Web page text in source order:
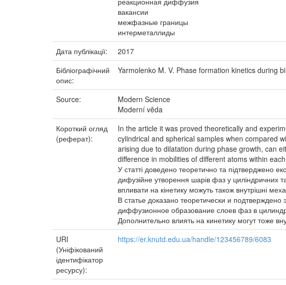
вакансии
межфазные границы
интерметаллиды
Дата публікації:
2017
Бібліографічний
опис:
Yarmolenko M. V. Phase formation kinetics during
Source:
Modern Science
Moderní vĕda
Короткий огляд
(реферат):
In the article it was proved theoretically and
cylindrical and spherical samples when compared
arising due to dilatation during phase growth, can
difference in mobilities of different atoms within
У статті доведено теоретично та підтверджено
дифузійне утворення шарів фаз у циліндричних
впливати на кінетику можуть також внутрішні
В статье доказано теоретически и
диффузионное образование слоев фаз в
Дополнительно влиять на кинетику могут тоже
URI
(Уніфікований
ідентифікатор
ресурсу):
https://er.knutd.edu.ua/handle/123456789/6083